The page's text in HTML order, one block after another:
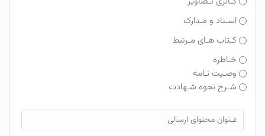
اسـناد و مـدارک
کـتاب هـای مـرتبط
خـاطره
وصـیت نـامه
شـرح نحوه شـهادت